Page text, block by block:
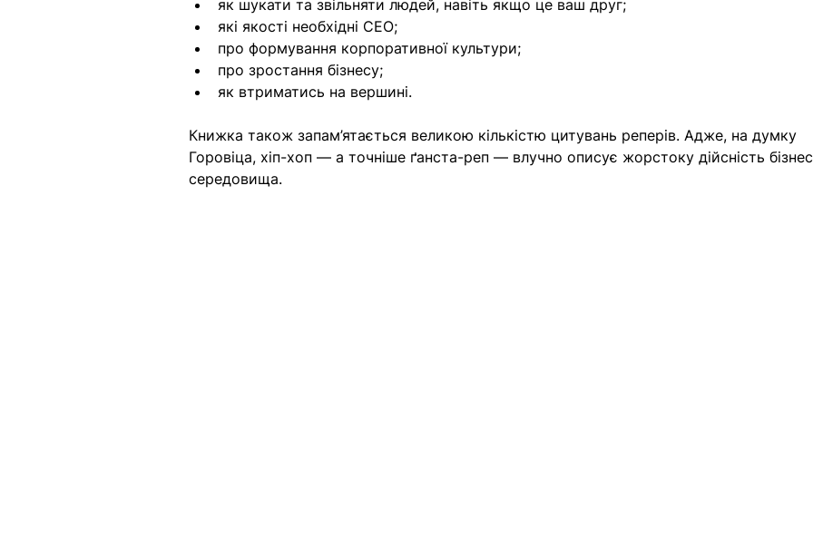
як шукати та звільняти людей, навіть якщо це ваш друг;
які якості необхідні СЕО;
про формування корпоративної культури;
про зростання бізнесу;
як втриматись на вершині.
Книжка також запам’ятається великою кількістю цитувань реперів. Адже, на думку
Горовіца, хіп-хоп — а точніше ґанста-реп — влучно описує жорстоку дійсність
середовища.